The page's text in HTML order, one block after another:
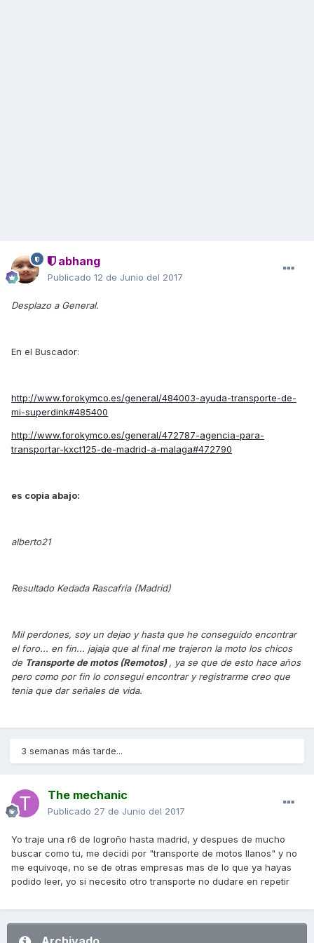
abhang
Publicado 12 de Junio del 2017
Desplazo a General.
En el Buscador:
http://www.forokymco.es/general/484003-ayuda-transporte-de-
mi-superdink#485400
http://www.forokymco.es/general/472787-agencia-para-
transportar-kxct125-de-madrid-a-malaga#472790
es copia abajo:
alberto21
Resultado Kedada Rascafria (Madrid)
Mil perdones, soy un dejao y hasta que he conseguido encontrar
el foro... en fin... jajaja que al final me trajeron la moto los chicos
de Transporte de motos (Remotos), ya se que de esto hace años
pero como por fin lo consegui encontrar y registrarme creo que
tenia que dar señales de vida.
3 semanas más tarde...
The mechanic
Publicado 27 de Junio del 2017
Yo traje una r6 de logroño hasta madrid, y despues de mucho
buscar como tu, me decidi por "transporte de motos llanos" y no
me equivoqe, no se de otras empresas mas de lo que ya hayas
podido leer, yo si necesito otro transporte no dudare en repetir